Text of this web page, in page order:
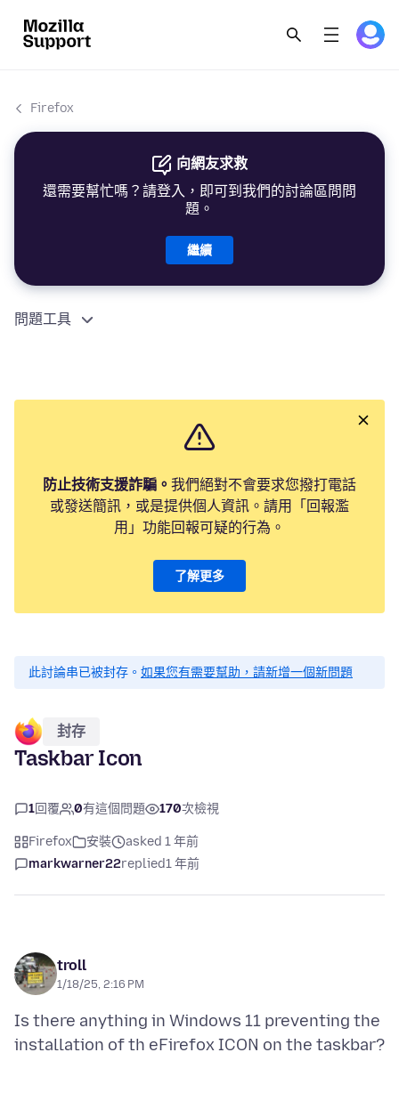
Firefox
向網友求救
還需要幫忙嗎？請登入，即可到我們的討論區問問
題。
繼續
問題工具
防止技術支援詐騙。 我們絕對不會要求您撥打電話
或發送簡訊，或是提供個人資訊。請用「回報濫
用」功能回報可疑的行為。
了解更多
此討論串已被封存。 如果您有需要幫助，請新增一個新問題
封存
Taskbar Icon
1回覆 0有這個問題 170次檢視
Firefox 安裝
asked 1 年前
markwarner22replied1 年前
troll
1/18/25, 2:16 PM
Is there anything in Windows 11 preventing the